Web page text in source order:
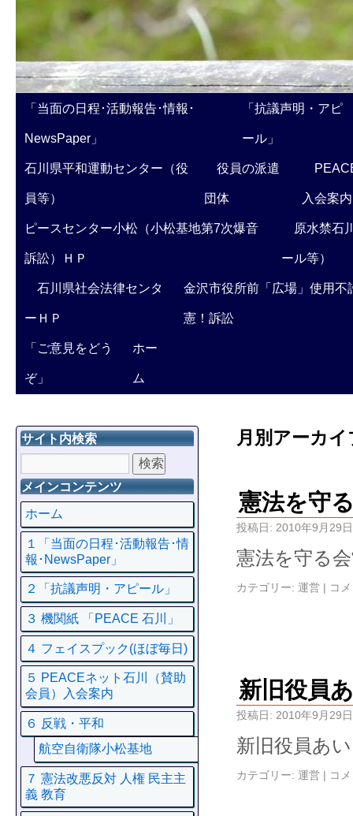
「当面の日程･活動報告･情報･
NewsPaper」
「抗議声明・アピ
ール」
石川県平和運動センター（役
員等）
役員の派遣
団体 入会案内
ピースセンター小松（小松基地第7次爆音
訴訟）ＨＰ
原水禁石
ール等）
石川県社会法律センタ
ーＨＰ
金沢市役所前「広場」使用不
憲！訴訟
「ご意見をどう
ぞ」
ホー
ム
月別アーカ
憲法を守
投稿日: 2010年9月29日
憲法を守る
カテゴリー: 運営 | コ
新旧役員
投稿日: 2010年9月29日
新旧役員あ
カテゴリー: 運営 | コ
サイト内検索
メインコンテンツ
ホーム
１「当面の日程･活動報告･情
報･NewsPaper」
２「抗議声明・アピール」
３ 機関紙 「PEACE 石川」
４ フェイスプック(ほぼ毎日)
５ PEACEネット石川（賛助
会員）入会案内
６ 反戦・平和
航空自衛隊小松基地
７ 憲法改悪反対 人権 民主主
義 教育